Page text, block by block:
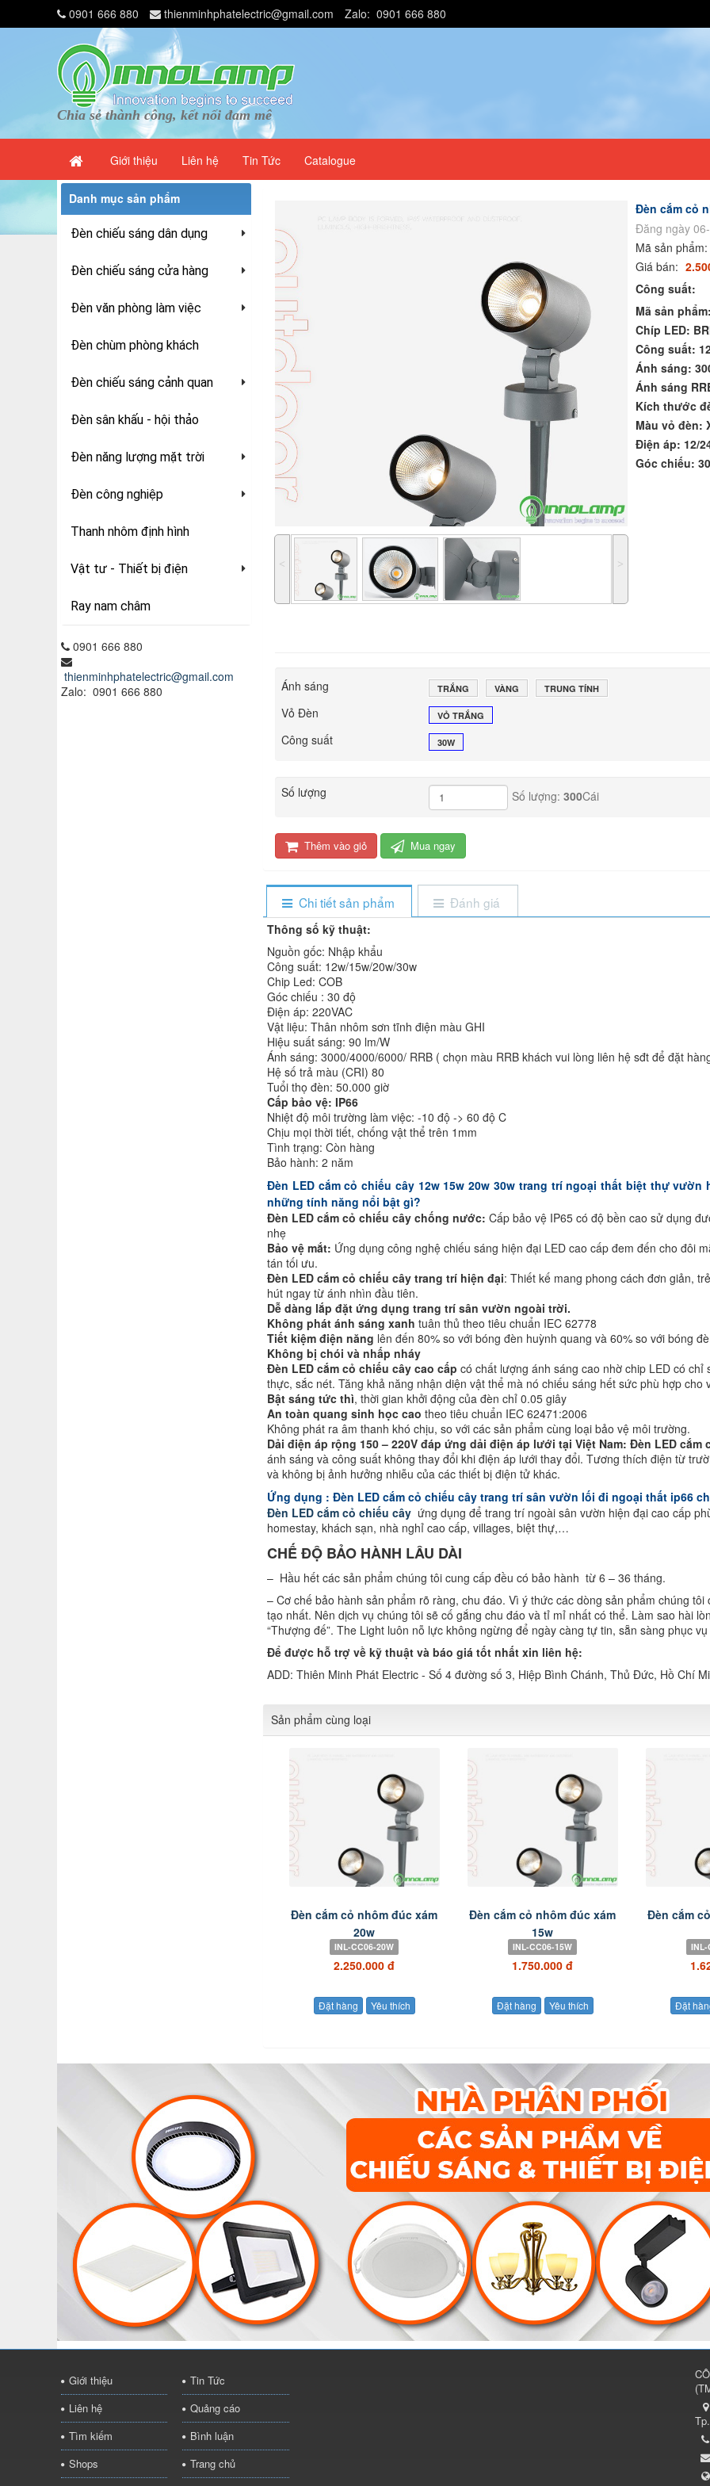
0901 666 880 thienminhphatelectric@gmail.com Zalo: 0901 666 880
Chia sẻ thành công, kết nối đam mê
Giới thiệu Liên hệ Tin Tức Catalogue
˂ ˃
Đèn cắm cỏ
Đăng ngày
Mã sản phẩm:
Giá bán:
Công suất:
Mã sản
Chíp LED:
Công suất:
Ánh sáng:
Ánh sáng
Kích thước
Màu vỏ đèn:
Điện áp: 12/
Góc chiếu:
Ánh sáng TRẮNG VÀNG TRUNG TÍNH
Vỏ Đèn VỎ TRẮNG
Công suất 30W
Số lượng Số lượng:300Cái
Thêm vào giỏ Mua ngay
Chi tiết sản phẩm Đánh giá
Thông số kỹ thuật:
Nguồn gốc: Nhập khẩu
Công suất: 12w/15w/20w/30w
Chip Led: COB
Góc chiếu : 30 độ
Điện áp: 220VAC
Vật liệu: Thân nhôm sơn tĩnh điện màu GHI
Hiệu suất sáng: 90 lm/W
Ánh sáng: 3000/4000/6000/ RRB ( chọn màu RRB khách vui lòng liên hệ sđt để đặt
Hệ số trả màu (CRI) 80
Tuổi thọ đèn: 50.000 giờ
Cấp bảo vệ: IP66
Nhiệt độ môi trường làm việc: -10 độ -> 60 độ C
Chịu mọi thời tiết, chống vật thể trên 1mm
Tình trạng: Còn hàng
Bảo hành: 2 năm
Đèn LED cắm cỏ chiếu cây 12w 15w 20w 30w trang trí ngoại thất biệt thự
những tính năng nổi bật gì?
Đèn LED cắm cỏ chiếu cây chống nước: Cấp bảo vệ IP65 có độ bền cao sử dụng
nhẹ
Bảo vệ mắt: Ứng dụng công nghệ chiếu sáng hiện đại LED cao cấp đem đến cho đôi
tán tối ưu.
Đèn LED cắm cỏ chiếu cây trang trí hiện đại: Thiết kế mang phong cách đơn giản,
hút ngay từ ánh nhìn đầu tiên.
Dễ dàng lắp đặt ứng dụng trang trí sân vườn ngoài trời.
Không phát ánh sáng xanh tuân thủ theo tiêu chuẩn IEC 62778
Tiết kiệm điện năng lên đến 80% so với bóng đèn huỳnh quang và 60% so với bóng
Không bị chói và nhấp nháy
Đèn LED cắm cỏ chiếu cây cao cấp có chất lượng ánh sáng cao nhờ chip LED có
thực, sắc nét. Tăng khả năng nhận diện vật thể mà nó chiếu sáng hết sức phù hợp cho
Bật sáng tức thì, thời gian khởi động của đèn chỉ 0.05 giây
An toàn quang sinh học cao theo tiêu chuẩn IEC 62471:2006
Không phát ra âm thanh khó chịu, so với các sản phẩm cùng loại bảo vệ môi trường.
Dải điện áp rộng 150 – 220V đáp ứng dải điện áp lưới tại Việt Nam: Đèn LED
ánh sáng và công suất không thay đổi khi điện áp lưới thay đổi. Tương thích điện từ
và không bị ảnh hưởng nhiễu của các thiết bị điện tử khác.
Ứng dụng : Đèn LED cắm cỏ chiếu cây trang trí sân vườn lối đi ngoại thất ip66
Đèn LED cắm cỏ chiếu cây ứng dụng để trang trí ngoài sân vườn hiện đại cao cấp
homestay, khách sạn, nhà nghỉ cao cấp, villages, biệt thự,…
CHẾ ĐỘ BẢO HÀNH LÂU DÀI
– Hầu hết các sản phẩm chúng tôi cung cấp đều có bảo hành từ 6 – 36 tháng.
– Cơ chế bảo hành sản phẩm rõ ràng, chu đáo. Vì ý thức các dòng sản phẩm chúng
tạo nhất. Nên dịch vụ chúng tôi sẽ cố gắng chu đáo và tỉ mỉ nhất có thể. Làm sao hài
“Thượng đế”. The Light luôn nỗ lực không ngừng để ngày càng tự tin, sẵn sàng phục
Để được hỗ trợ về kỹ thuật và báo giá tốt nhất xin liên hệ:
ADD: Thiên Minh Phát Electric - Số 4 đường số 3, Hiệp Bình Chánh, Thủ Đức, Hồ Chí
Sản phẩm cùng loại
Đèn cắm cỏ nhôm đúc xám
20w
INL-CC06-20W
2.250.000 đ
Đặt hàng Yêu thích
Đèn cắm cỏ nhôm đúc xám
15w
INL-CC06-15W
1.750.000 đ
Đặt hàng Yêu thích
Đèn cắm
INL-
Đặt
Danh mục sản phẩm
Đèn chiếu sáng dân dụng
Đèn chiếu sáng cửa hàng
Đèn văn phòng làm việc
Đèn chùm phòng khách
Đèn chiếu sáng cảnh quan
Đèn sân khấu - hội thảo
Đèn năng lượng mặt trời
Đèn công nghiệp
Thanh nhôm định hình
Vật tư - Thiết bị điện
Ray nam châm
0901 666 880
thienminhphatelectric@gmail.com
Zalo: 0901 666 880
Giới thiệu
Tin Tức
Liên hệ
Quảng cáo
Tìm kiếm
Bình luận
Shops
Trang chủ
(